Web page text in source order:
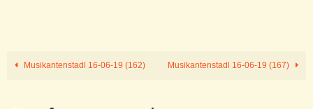
Musikantenstadl 16-06-19 (162) Musikantenstadl 16-06-19 (167)